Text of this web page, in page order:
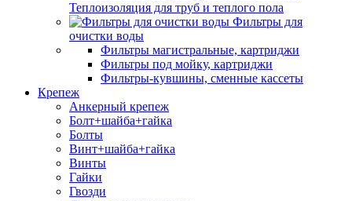
Теплоизоляция для труб и теплого пола
Фильтры для
очистки воды
Фильтры магистральные, картриджи
Фильтры под мойку, картриджи
Фильтры-кувшины, сменные кассеты
Крепеж
Анкерный крепеж
Болт+шайба+гайка
Болты
Винт+шайба+гайка
Винты
Гайки
Гвозди